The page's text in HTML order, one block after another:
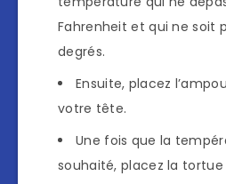
Fahrenheit et qui ne soit
degrés.
Ensuite, placez
votre tête.
Une fois que la
souhaité, placez la